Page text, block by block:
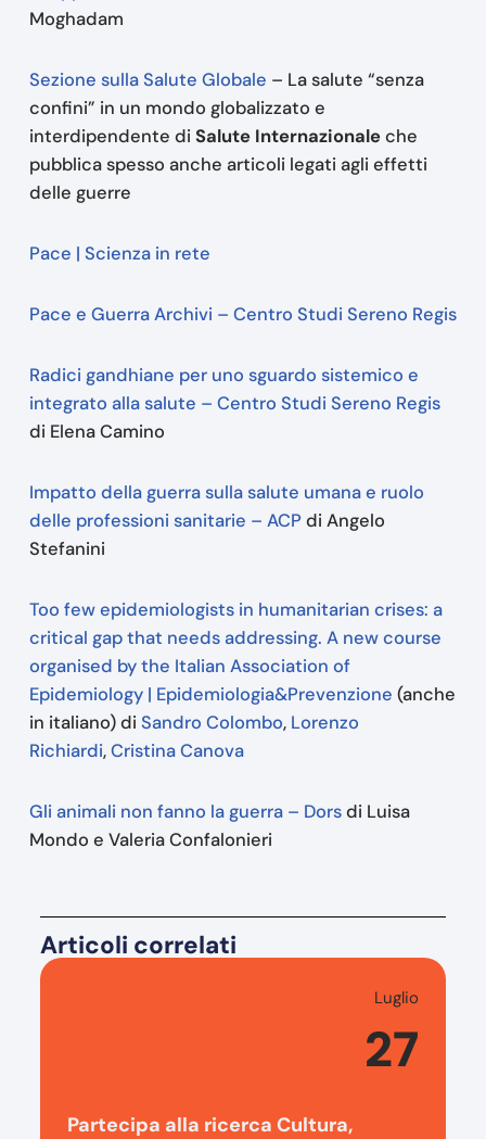
Moghadam
Sezione sulla Salute Globale – La salute “senza
confini” in un mondo globalizzato e
interdipendente di Salute Internazionaleche
pubblica spesso anche articoli legati agli effetti
delle guerre
Pace | Scienza in rete
Pace e Guerra Archivi – Centro Studi Sereno Regis
Radici gandhiane per uno sguardo sistemico e
integrato alla salute – Centro Studi Sereno Regis
di Elena Camino
Impatto della guerra sulla salute umana e ruolo
delle professioni sanitarie – ACPdi Angelo
Stefanini
Too few epidemiologists in humanitarian crises: a
critical gap that needs addressing. A new course
organised by the Italian Association of
Epidemiology | Epidemiologia&Prevenzione (anche
in italiano) di Sandro Colombo, Lorenzo
Richiardi,Cristina Canova
Gli animali non fanno la guerra – Dorsdi Luisa
Mondo e Valeria Confalonieri
Articoli correlati
Luglio
27
Partecipa alla ricerca Cultura,